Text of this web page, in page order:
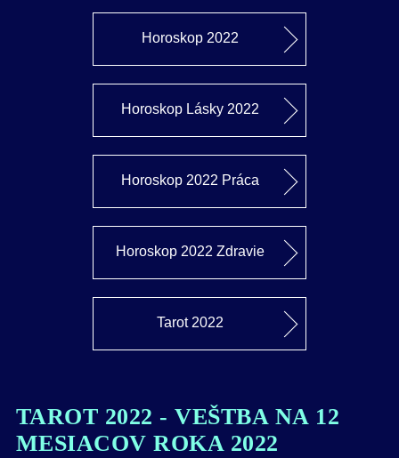
Horoskop 2022
Horoskop Lásky 2022
Horoskop 2022 Práca
Horoskop 2022 Zdravie
Tarot 2022
TAROT 2022 - VEŠTBA NA 12
MESIACOV ROKA 2022